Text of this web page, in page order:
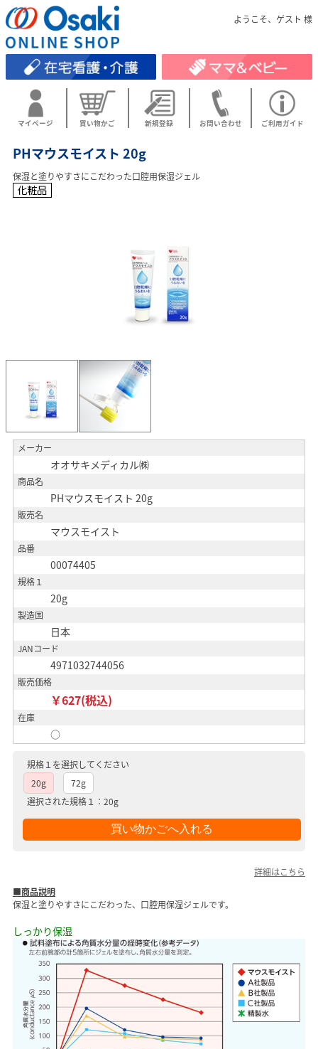
ようこそ、ゲスト 様
マイページ 買い物かご 新規登録 お問い合わせ ご利用ガイド
PHマウスモイスト 20g
保湿と塗りやすさにこだわった口腔用保湿ジェル
メーカー
オオサキメディカル㈱
商品名
PHマウスモイスト 20g
販売名
マウスモイスト
品番
00074405
規格１
20g
製造国
日本
JANコード
4971032744056
販売価格
￥627(税込)
在庫
○
規格１を選択してください
20g
72g
選択された規格１：20g
詳細はこちら
■商品説明
保湿と塗りやすさにこだわった、口腔用保湿ジェルです。
しっかり保湿